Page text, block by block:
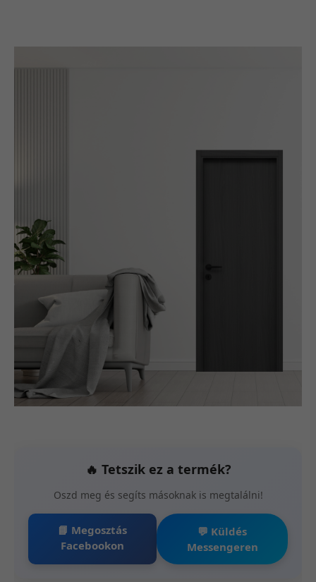
🔥 Tetszik ez a termék?
Oszd meg és segíts másoknak is megtalálni!
📘 Megosztás
Facebookon
💬 Küldés
Messengeren